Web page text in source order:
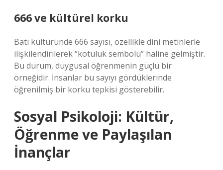
666 ve kültürel korku
Batı kültüründe 666 sayısı, özellikle dini metinlerle
ilişkilendirilerek “kötülük sembolü” haline gelmiştir.
Bu durum, duygusal öğrenmenin güçlü bir
örneğidir. İnsanlar bu sayıyı gördüklerinde
öğrenilmiş bir korku tepkisi gösterebilir.
Sosyal Psikoloji: Kültür,
Öğrenme ve Paylaşılan
İnançlar